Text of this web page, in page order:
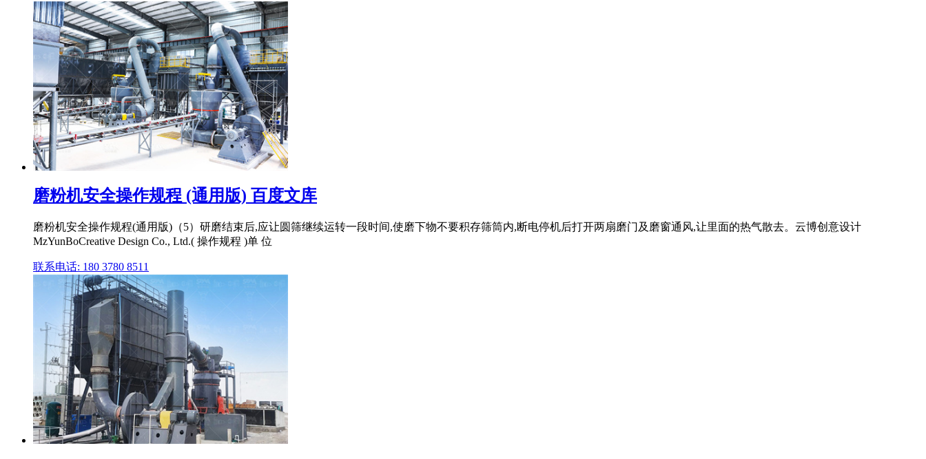
磨粉机安全操作规程 (通用版) 百度文库
磨粉机安全操作规程(通用版)（5）研磨结束后,应让圆筛继续运转一段时间,使磨下物不要积存筛筒内,断电停机后打开两扇磨门及磨窗通风,让里面的热气散去。云博创意设计
MzYunBoCreative Design Co., Ltd.( 操作规程 )单 位
联系电话: 180 3780 8511